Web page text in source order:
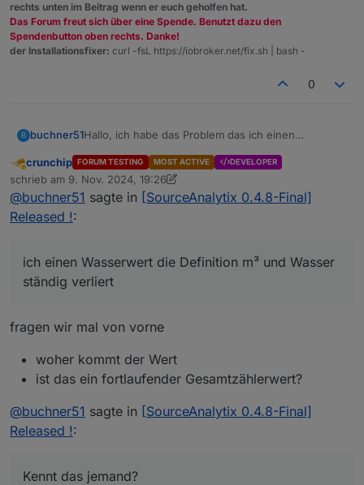
rechts unten im Beitrag wenn er euch geholfen hat.
Das Forum freut sich über eine Spende. Benutzt dazu den
Spendenbutton oben rechts. Danke!
der Installationsfixer: curl -fsL https://iobroker.net/fix.sh | bash -
0
B buchner51Hallo, ich habe das Problem das ich einen
verliert. Dann kommt ein fehler im Log wenn ich es
wieder einstelle dauert es nicht lange dann sind die
werte wieder weg. Kennt das jemand?
Abwesend
crunchip FORUM TESTING MOST ACTIVE DEVELOPER
schrieb am 9. Nov. 2024, 19:26
zuletzt editiert von crunchip11. Sept. 2024, 20:28
@buchner51 sagte in [SourceAnalytix 0.4.8-Final]
Released !:
ich einen Wasserwert die Definition m³ und Wasser
ständig verliert
fragen wir mal von vorne
woher kommt der Wert
ist das ein fortlaufender Gesamtzählerwert?
@buchner51 sagte in [SourceAnalytix 0.4.8-Final]
Released !:
Kennt das jemand?